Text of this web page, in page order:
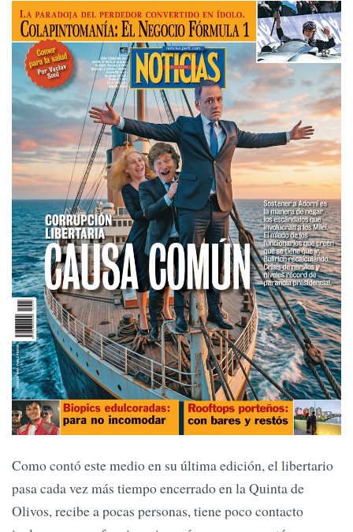
Como contó este medio en su última edición, el libertario
pasa cada vez más tiempo encerrado en la Quinta de
Olivos, recibe a pocas personas, tiene poco contacto